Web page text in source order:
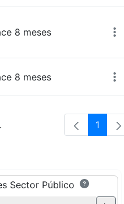
8 meses
8 meses
Página
1
Sector Público